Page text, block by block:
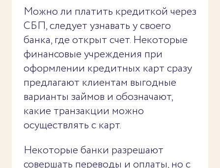
Можно ли платить кредиткой через
СБП, следует узнавать у своего
банка, где открыт счет. Некоторые
финансовые учреждения при
оформлении кредитных карт сразу
предлагают клиентам выгодные
варианты займов и обозначают,
какие транзакции можно
осуществлять с карт.
Некоторые банки разрешают
совершать переводы и оплаты, но с